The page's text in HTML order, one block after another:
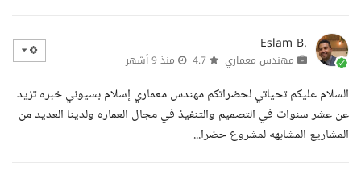
Eslam B.
مهندس معماري منذ 9 أشهر
السلام عليكم تحياتي لحضراتكم مهندس معماري إسلام بسيوني خبره تزيد
عن عشر سنوات في التصميم والتنفيذ في مجال العماره ولدينا العديد من
المشاريع المشابهه لمشروع حضرا...